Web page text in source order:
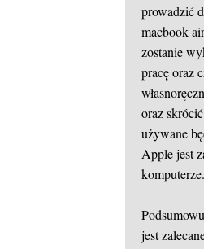
prowadzić
macbook
zostanie
pracę oraz
oraz
używane
Apple jest
komputerze.
jest